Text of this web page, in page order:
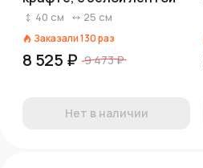
40 см 25 см
Заказали130раз
8 525 ₽ 9 473 ₽
Нет в наличии